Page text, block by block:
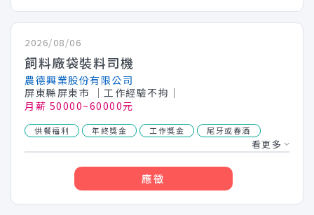
2026/08/06
飼料廠袋裝料司機
農德興業股份有限公司
屏東縣屏東市
│工作經驗不拘│
月薪 50000~60000元
供餐福利 年終獎金 工作獎金 尾牙或春酒
看更多
應徵